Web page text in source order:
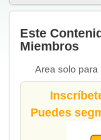
Este
Miembros
Area solo para
Puedes